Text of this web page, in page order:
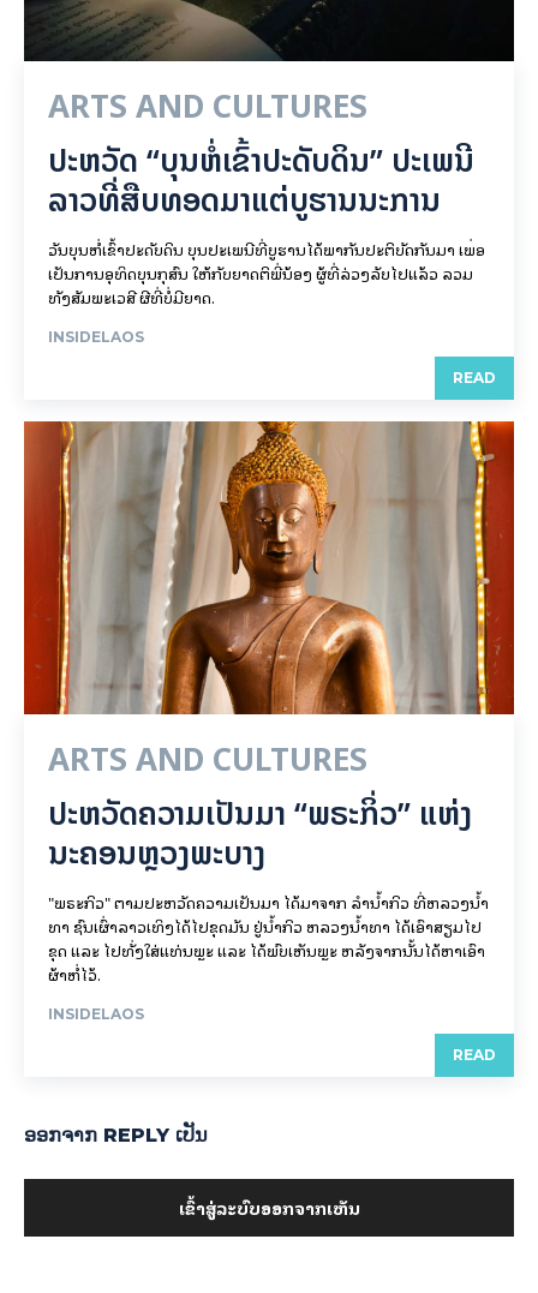
ARTS AND CULTURES
ປະຫວັດ “ບຸນຫໍ່ເຂົ້າປະດັບດິນ” ປະເພນີ
ລາວທີ່ສືບທອດມາແຕ່ບູຮານນະການ
ວັນບຸນຫໍ່ເຂົ້າປະດັບດິນ ບຸນປະເພນີທີ່ບູຮານໄດ້ພາກັນປະຕິບັດກັນມາ ເພື່ອ
ເປັນການອຸທິດບຸນກຸສົນ ໃຫ້ກັບຍາດຕິພີ່ນ້ອງ ຜູ້ທີ່ລ່ວງລັບໄປແລ້ວ ລວມ
ທັງສັມພະເວສີ ຜີທີ່ບໍ່ມີຍາດ.
INSIDELAOS
READ
ARTS AND CULTURES
ປະຫວັດຄວາມເປັນມາ “ພຣະກິ່ວ” ແຫ່ງ
ນະຄອນຫຼວງພະບາງ
"ພຣະກິວ" ຕາມປະຫວັດຄວາມເປັນມາ ໄດ້ມາຈາກ ລຳນ້ຳກິວ ທີ່ຫລວງນ້ຳ
ທາ ຊົນເຜົ່າລາວເທິງໄດ້ໄປຂຸດມັນ ຢູ່ນ້ຳກິວ ຫລວງນ້ຳທາ ໄດ້ເອົາສຽມໄປ
ຂຸດ ແລະ ໄປທັ່ງໃສ່ແທ່ນພຼະ ແລະ ໄດ້ພົບເຫັນພຼະ ຫລັງຈາກນັ້ນໄດ້ຫາເອົາ
ຜ້າຫໍ່ໄວ້.
INSIDELAOS
READ
ອອກ​ຈາກ REPLY ເປັນ
ເຂົ້າ​ສູ່​ລະ​ບົບ​ອອກ​ຈາກ​ເຫັນ